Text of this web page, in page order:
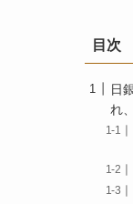
目次
日
れ